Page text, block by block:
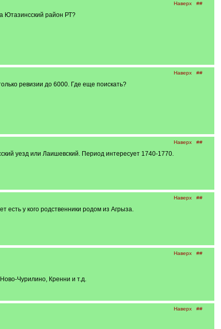
Наверх ##
Ютазинсский район РТ?
Наверх ##
ревизии до 6000. Где еще поискать?
Наверх ##
уезд или Лаишевский. Период интересует 1740-1770.
Наверх ##
у кого родственники родом из Агрыза.
Наверх ##
Чурилино, Кренни и т.д.
Наверх ##